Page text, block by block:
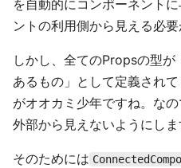
を自動的にコンポーネント
ントの利用側から見える必要
しかし、全てのPropsの型
あるもの」として定義され
がオオカミ少年ですね。な
外部から見えないようにしま
そのためには